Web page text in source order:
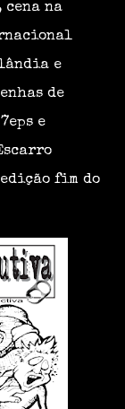
cena na
e
de
e
fim do